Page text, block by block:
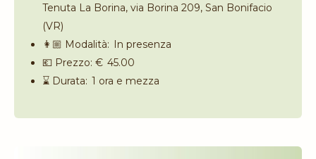
Tenuta La Borina, via Borina 209, San Bonifacio
(VR)
👩🏼 Modalità: In presenza
💶 Prezzo: € 45.00
⌛️ Durata: 1 ora e mezza